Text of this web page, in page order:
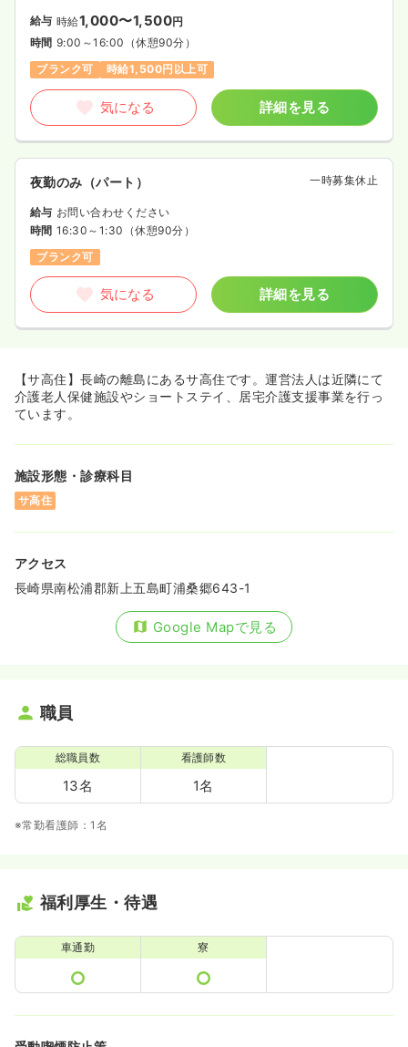
給与 時給1,000〜1,500円
時間 9:00～16:00 （休憩90分）
ブランク可
時給1,500円以上可
気になる 詳細を見る
夜勤のみ（パート） 一時募集休止
給与 お問い合わせください
時間 16:30～1:30 （休憩90分）
ブランク可
気になる 詳細を見る
【サ高住】長崎の離島にあるサ高住です。運営法人は近隣にて
介護老人保健施設やショートステイ、居宅介護支援事業を行っ
ています。
施設形態・診療科目
サ高住
アクセス
長崎県南松浦郡新上五島町浦桑郷643-1
Google Mapで見る
職員
総職員数
13名
看護師数
1名
※常勤看護師：1名
福利厚生・待遇
車通勤 寮